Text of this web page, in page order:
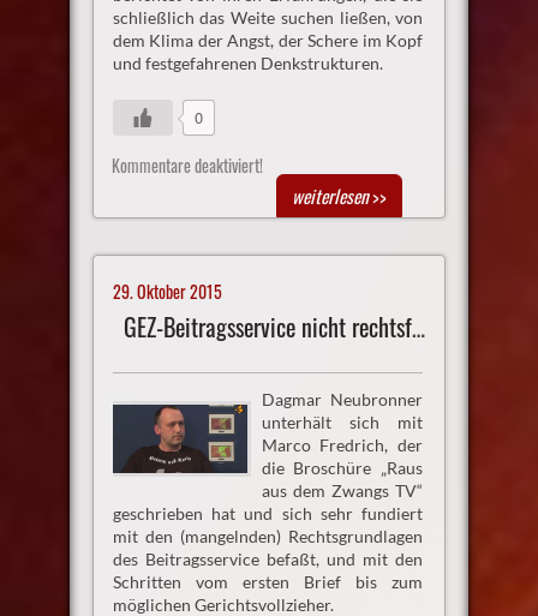
schließlich das Weite suchen ließen, von
dem Klima der Angst, der Schere im Kopf
und festgefahrenen Denkstrukturen.
0
Kommentare deaktiviert!
weiterlesen>>
29. Oktober 2015
GEZ-Beitragsservice nicht rechtsfähig
Dagmar Neubronner
unterhält sich mit
Marco Fredrich, der
die Broschüre „Raus
aus dem Zwangs TV“
geschrieben hat und sich sehr fundiert
mit den (mangelnden) Rechtsgrundlagen
des Beitragsservice befaßt, und mit den
Schritten vom ersten Brief bis zum
möglichen Gerichtsvollzieher.